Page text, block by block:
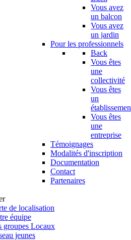
Vous avez
un balcon
Vous avez
un jardin
Pour les professionnels
Back
Vous êtes
une
collectivité
Vous êtes
un
Vous êtes
une
entreprise
Témoignages
Modalités d'inscription
Documentation
Contact
Partenaires
de localisation
équipe
groupes Locaux
jeunes